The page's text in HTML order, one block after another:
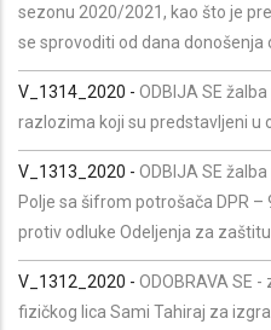
sezonu 2020/2021, kao što je
se sprovoditi od dana donošenja
V_1314_2020 - ODBIJA SE
razlozima koji su predstavljeni u
V_1313_2020 - ODBIJA SE
Polje sa šifrom potrošača DPR –
protiv odluke Odeljenja za
V_1312_2020 - ODOBRAVA SE
fizičkog lica Sami Tahiraj za